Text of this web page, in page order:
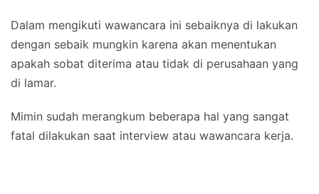
Dalam mengikuti wawancara ini sebaiknya di lakukan
dengan sebaik mungkin karena akan menentukan
apakah sobat diterima atau tidak di perusahaan yang
di lamar.
Mimin sudah merangkum beberapa hal yang sangat
fatal dilakukan saat interview atau wawancara kerja.